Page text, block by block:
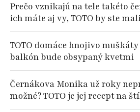
Prečo vznikajú na tele takéto
ich máte aj vy, TOTO by ste
TOTO domáce hnojivo
balkón bude obsypaný kvetmi
Černákova Monika už roky
možné? TOTO je jej recept na